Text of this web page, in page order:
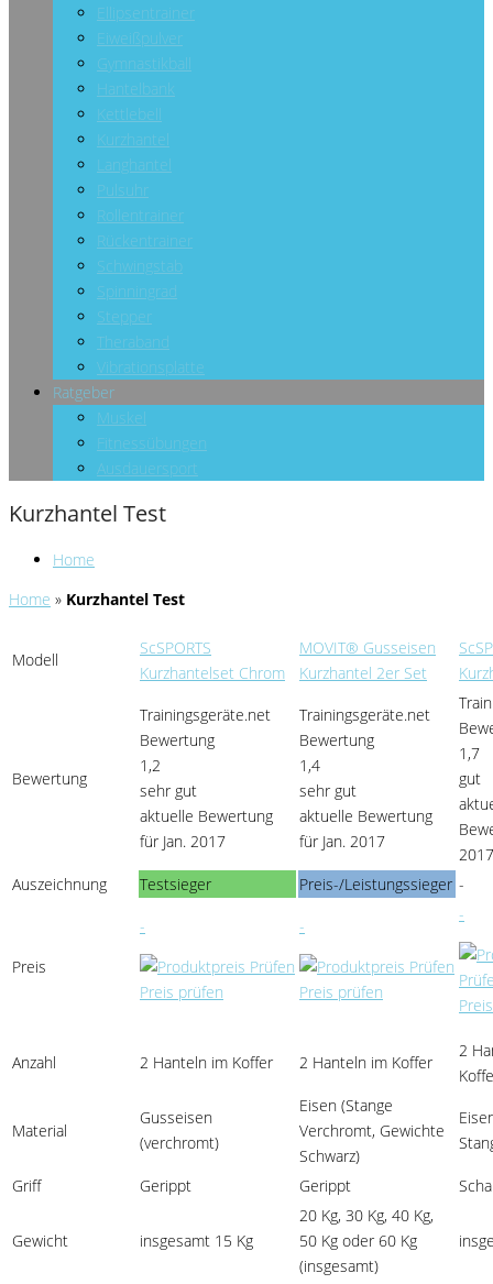
Ellipsentrainer
Eiweißpulver
Gymnastikball
Hantelbank
Kettlebell
Kurzhantel
Langhantel
Pulsuhr
Rollentrainer
Rückentrainer
Schwingstab
Spinningrad
Stepper
Theraband
Vibrationsplatte
Ratgeber
Muskel
Fitnessübungen
Ausdauersport
Kurzhantel Test
Home
Home » Kurzhantel Test
Modell
ScSPORTS
Kurzhantelset Chrom
MOVIT® Gusseisen
Kurzhantel 2er Set
Bewertung
Trainingsgeräte.net
Bewertung
1,2
sehr gut
aktuelle Bewertung
für Jan. 2017
Trainingsgeräte.net
Bewertung
1,4
sehr gut
aktuelle Bewertung
für Jan. 2017
1,7
gut
2017
Auszeichnung
Testsieger Preis-/Leistungssieger -
Preis
-
Preis prüfen
-
Preis prüfen
-
Anzahl 2 Hanteln im Koffer 2 Hanteln im Koffer
2
Material
Gusseisen
(verchromt)
Eisen (Stange
Verchromt, Gewichte
Schwarz)
Griff Gerippt Gerippt
Gewicht insgesamt 15 Kg
20 Kg, 30 Kg, 40 Kg,
50 Kg oder 60 Kg
(insgesamt)